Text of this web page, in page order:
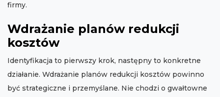
firmy.
Wdrażanie planów redukcji
kosztów
Identyfikacja to pierwszy krok, następny to konkretne
działanie. Wdrażanie planów redukcji kosztów powinno
być strategiczne i przemyślane. Nie chodzi o gwałtowne